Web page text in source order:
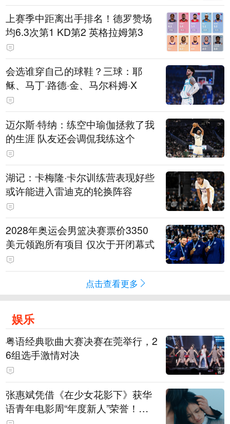
上赛季中距离出手排名！德罗赞场
均6.3次第1 KD第2 英格拉姆第3
会选谁穿自己的球鞋？三球：耶
稣、马丁·路德·金、马尔科姆·X
迈尔斯·特纳：练空中瑜伽拯救了我
的生涯 队友还会调侃我练这个
湖记：卡梅隆·卡尔训练营表现好些
或许能进入雷迪克的轮换阵容
2028年奥运会男篮决赛票价3350
美元领跑所有项目 仅次于开闭幕式
点击查看更多
娱乐
粤语经典歌曲大赛决赛在莞举行，2
6组选手激情对决
张惠斌凭借《在少女花影下》获华
语青年电影周“年度新人”荣誉！该